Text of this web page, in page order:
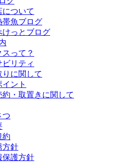
について
帯魚ブログ
けっとブログ
スって？
ビリティ
りに関して
イント
約・取置きに関して
つ
約
方針
保護方針